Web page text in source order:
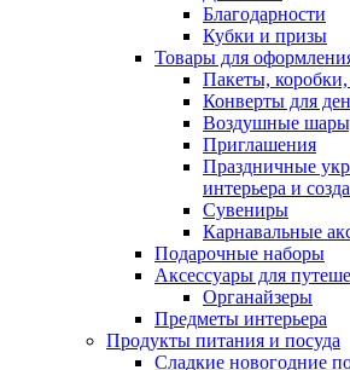
Благодарности
Кубки и призы
Товары для
Пакеты,
Конверты для
Воздушные
Приглашения
Праздничные
интерьера и
Сувениры
Карнавальные
Подарочные наборы
Аксессуары для
Органайзеры
Предметы интерьера
Продукты питания и посуда
Сладкие новогодние